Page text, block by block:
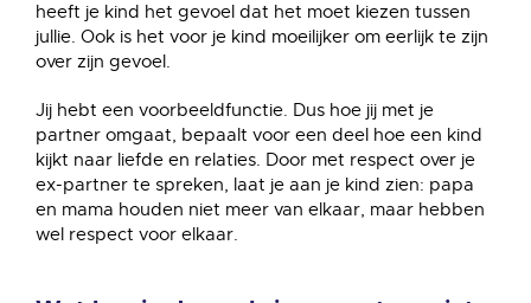
heeft je kind het gevoel dat het moet kiezen tussen
jullie. Ook is het voor je kind moeilijker om eerlijk te zijn
over zijn gevoel.
Jij hebt een voorbeeldfunctie. Dus hoe jij met je
partner omgaat, bepaalt voor een deel hoe een kind
kijkt naar liefde en relaties. Door met respect over je
ex-partner te spreken, laat je aan je kind zien: papa
en mama houden niet meer van elkaar, maar hebben
wel respect voor elkaar.